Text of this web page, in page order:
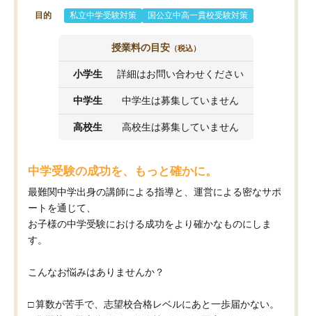
目的 私立中学受験対策 国公立中高一貫校受験対策
授業料の目安 （税込）
小学生 詳細はお問い合わせください
中学生 中学生は募集していません
高校生 高校生は募集していません
中学受験の成功を、もっと確かに。
最難関中学出身の講師による指導と、運営による密なサポ
ートを通じて、
お子様の中学受験における成功をより確かなものにしま
す。
こんなお悩みはありませんか？
□ 算数が苦手で、志望校合格レベルにあと一歩届かない。